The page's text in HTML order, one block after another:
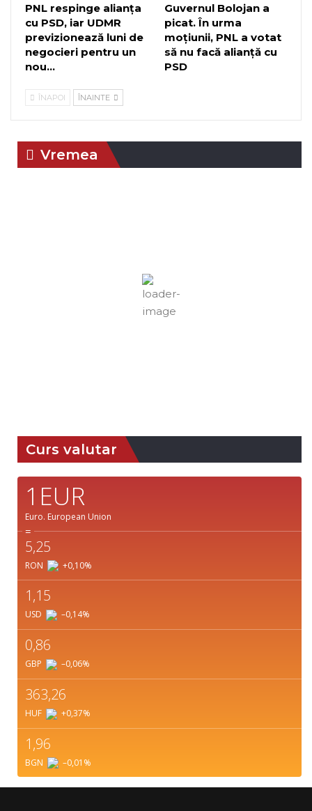
PNL respinge alianța
cu PSD, iar UDMR
previzionează luni de
negocieri pentru un
nou…
Guvernul Bolojan a
picat. În urma
moțiunii, PNL a votat
să nu facă alianță cu
PSD
ÎNAPOI ÎNAINTE
Vremea
Curs valutar
1EUR
Euro. European Union
=
5,25
RON +0,10%
1,15
USD –0,14%
0,86
GBP –0,06%
363,26
HUF +0,37%
1,96
BGN –0,01 %